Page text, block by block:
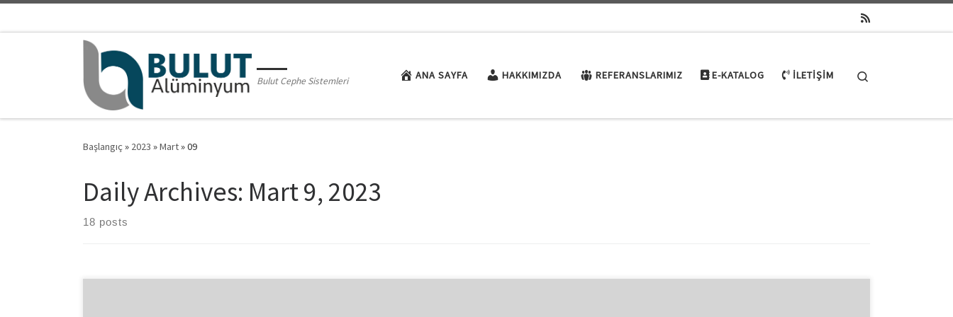
Bulut Cephe Sistemleri ANA SAYFA HAKKIMIZDA REFERANSLARIMIZ E-KATALOG İLETIŞIM
Başlangıç » 2023 »Mart»09
Daily Archives: Mart 9, 2023
18 posts